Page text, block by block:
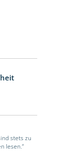
stets zu
lesen.“